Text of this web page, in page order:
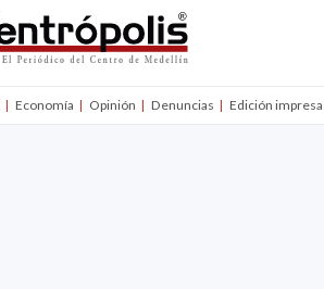
Economía Opinión Denuncias Edición impresa